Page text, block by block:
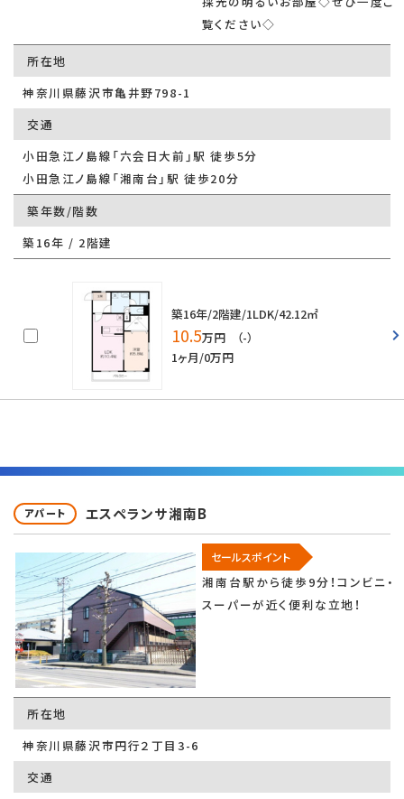
覧ください◇
所在地
神奈川県藤沢市亀井野798-1
交通
小田急江ノ島線「六会日大前」駅 徒歩5分
小田急江ノ島線「湘南台」駅 徒歩20分
築年数/階数
築16年 / 2階建
築16年/2階建/1LDK/42.12㎡
10.5万円 （-）
1ヶ月/0万円
アパート エスペランサ湘南B
セールスポイント
湘南台駅から徒歩9分！コンビニ・
スーパーが近く便利な立地！
所在地
神奈川県藤沢市円行２丁目3-6
交通